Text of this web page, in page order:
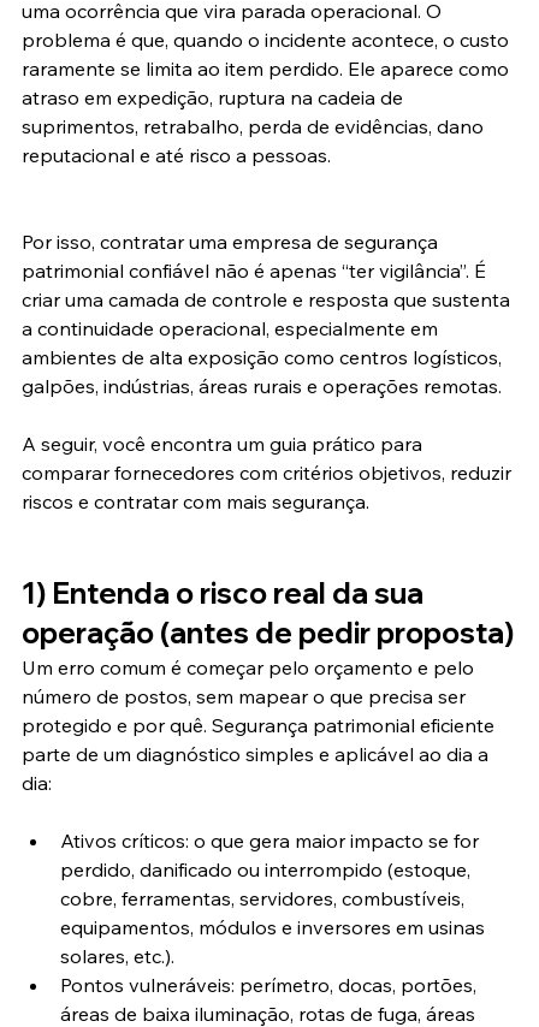
uma ocorrência que vira parada operacional. O
problema é que, quando o incidente acontece, o custo
raramente se limita ao item perdido. Ele aparece como
atraso em expedição, ruptura na cadeia de
suprimentos, retrabalho, perda de evidências, dano
reputacional e até risco a pessoas.
Por isso, contratar uma empresa de segurança
patrimonial confiável não é apenas “ter vigilância”. É
criar uma camada de controle e resposta que sustenta
a continuidade operacional, especialmente em
ambientes de alta exposição como centros logísticos,
galpões, indústrias, áreas rurais e operações remotas.
A seguir, você encontra um guia prático para
comparar fornecedores com critérios objetivos, reduzir
riscos e contratar com mais segurança.
1) Entenda o risco real da sua
operação (antes de pedir proposta)
Um erro comum é começar pelo orçamento e pelo
número de postos, sem mapear o que precisa ser
protegido e por quê. Segurança patrimonial eficiente
parte de um diagnóstico simples e aplicável ao dia a
dia:
Ativos críticos: o que gera maior impacto se for
perdido, danificado ou interrompido (estoque,
cobre, ferramentas, servidores, combustíveis,
equipamentos, módulos e inversores em usinas
solares, etc.).
Pontos vulneráveis: perímetro, docas, portões,
áreas de baixa iluminação, rotas de fuga, áreas